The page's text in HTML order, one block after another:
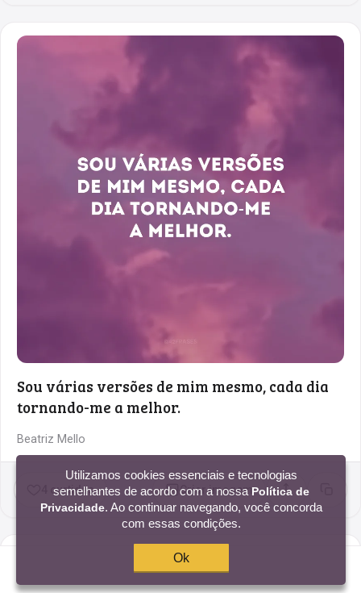
Sou várias versões de mim mesmo, cada dia
tornando-me a melhor.
Beatriz Mello
4 curtidas Criar imagem Compartilhar
Copiar
Eu não tenho certeza de quem eu sou, mas eu
amo ler.
Utilizamos cookies essenciais e tecnologias
semelhantes de acordo com a nossa Política de
Privacidade. Ao continuar navegando, você concorda
com essas condições.
Ok